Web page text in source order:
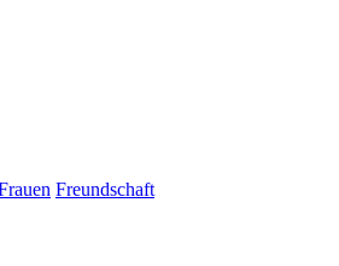
Freundschaft